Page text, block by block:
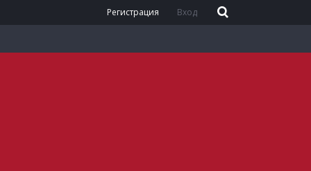
Регистрация Вход